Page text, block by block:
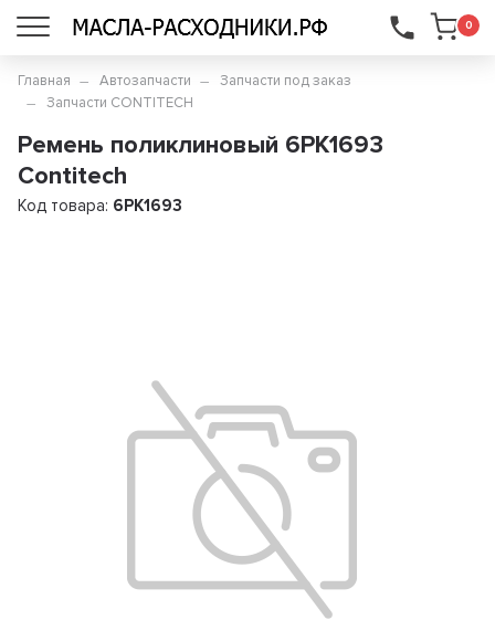
0
...
Главная Автозапчасти
Запчасти под заказ
Запчасти CONTITECH
Ремень поликлиновый 6PK1693
Contitech
Код товара: 6PK1693